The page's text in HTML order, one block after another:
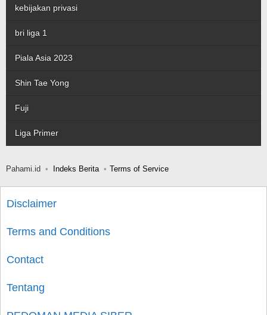
kebijakan privasi
bri liga 1
Piala Asia 2023
Shin Tae Yong
Fuji
Liga Primer
Pahami.id Indeks Berita Terms of Service
Disclaimer
Terms and Conditions
Contact
Tentang